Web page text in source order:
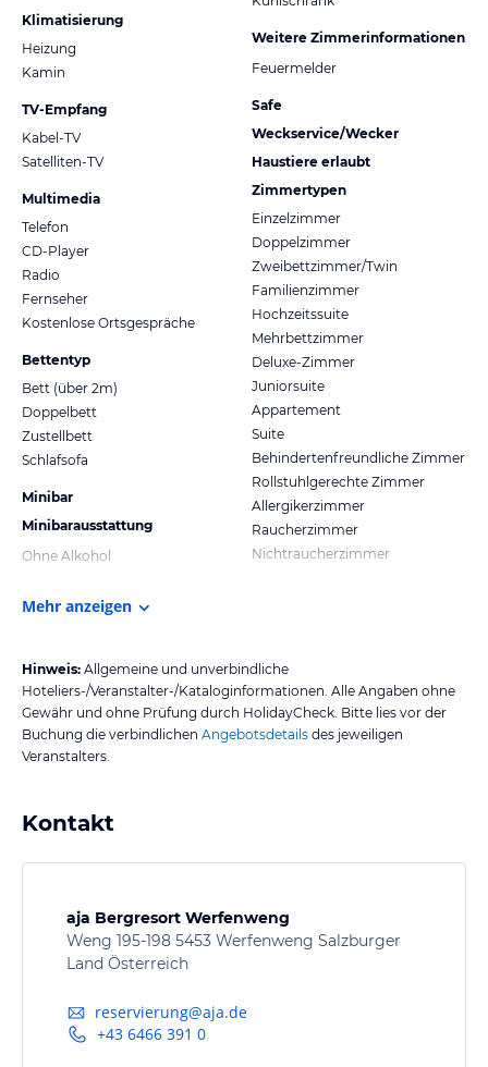
Klimatisierung
Heizung
Kamin
TV-Empfang
Kabel-TV
Satelliten-TV
Multimedia
Telefon
CD-Player
Radio
Fernseher
Kostenlose Ortsgespräche
Bettentyp
Bett (über 2m)
Doppelbett
Zustellbett
Schlafsofa
Minibar
Minibarausstattung
Ohne Alkohol
Weitere Zimmerinformationen
Feuermelder
Safe
Weckservice/Wecker
Haustiere erlaubt
Zimmertypen
Einzelzimmer
Doppelzimmer
Zweibettzimmer/Twin
Familienzimmer
Hochzeitssuite
Mehrbettzimmer
Deluxe-Zimmer
Juniorsuite
Appartement
Suite
Behindertenfreundliche Zimmer
Rollstuhlgerechte Zimmer
Allergikerzimmer
Raucherzimmer
Nichtraucherzimmer
Mehr anzeigen
Hinweis: Allgemeine und unverbindliche
Hoteliers-/Veranstalter-/Kataloginformationen. Alle Angaben ohne
Gewähr und ohne Prüfung durch HolidayCheck. Bitte lies vor der
Buchung die verbindlichen Angebotsdetails des jeweiligen
Veranstalters.
Kontakt
aja Bergresort Werfenweng
Weng 195-198 5453 Werfenweng Salzburger
Land Österreich
reservierung@aja.de
+43 6466 391 0